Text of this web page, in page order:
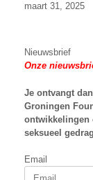
maart 31, 2025
Nieuwsbrief
Onze
Je ontvangt
Groningen
ontwikkelingen
seksueel
Email